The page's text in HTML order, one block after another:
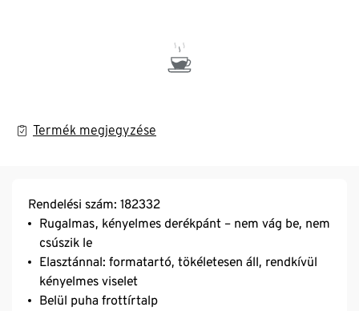
Termék megjegyzése
Rendelési szám: 182332
Rugalmas, kényelmes derékpánt – nem vág be, nem
csúszik le
Elasztánnal: formatartó, tökéletesen áll, rendkívül
kényelmes viselet
Belül puha frottírtalp